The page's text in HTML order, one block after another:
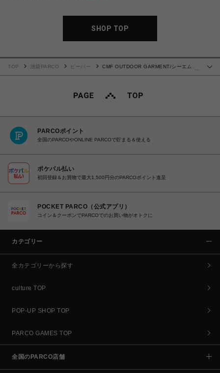
SHOP TOP
TOP 池袋PARCO ビーバー
CMF OUTDOOR GARMENT/シーエムエ
PARCOポイント
全国のPARCOやONLINE PARCOで貯まる＆使える
ポケパル払い
初回登録＆お買物で最大1,500円分のPARCOポイント進呈
POCKET PARCO（公式アプリ）
コイン＆クーポンでPARCOでのお買い物がオトクに
カテゴリー
全カテゴリーから探す
culture TOP
POP-UP SHOP TOP
PARCO GAMES TOP
全国のPARCO店舗